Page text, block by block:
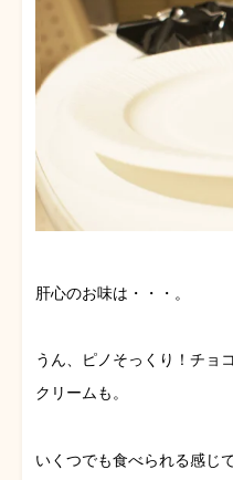
肝心のお味は・・・。
うん、ピノそっくり！チョ
クリームも。
いくつでも食べられる感じ